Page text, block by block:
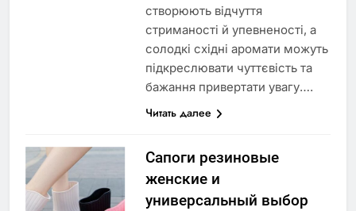
створюють відчуття
стриманості й упевненості, а
солодкі східні аромати можуть
підкреслювати чуттєвість та
бажання привертати увагу….
Читать далее
Сапоги резиновые
женские и
универсальный выбор